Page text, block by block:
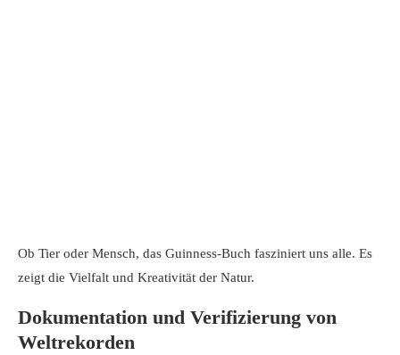
Ob Tier oder Mensch, das Guinness-Buch fasziniert uns alle. Es
zeigt die Vielfalt und Kreativität der Natur.
Dokumentation und Verifizierung von
Weltrekorden